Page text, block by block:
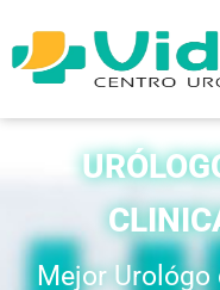
Mejor